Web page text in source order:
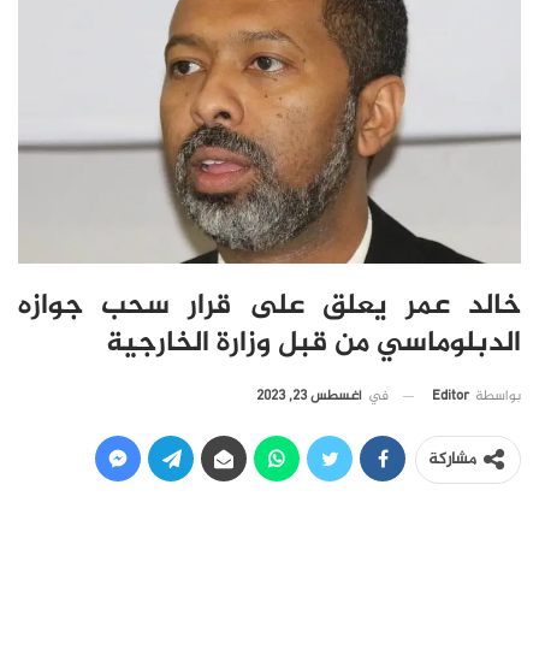
خالد عمر يعلق على قرار سحب جوازه
الدبلوماسي من قبل وزارة الخارجية
بواسطة Editor في أغسطس 23, 2023
مشاركة